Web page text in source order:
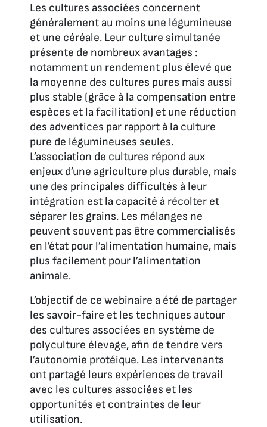
Les cultures associées concernent
généralement au moins une légumineuse
et une céréale. Leur culture simultanée
présente de nombreux avantages :
notamment un rendement plus élevé que
la moyenne des cultures pures mais aussi
plus stable (grâce à la compensation entre
espèces et la facilitation) et une réduction
des adventices par rapport à la culture
pure de légumineuses seules.
L’association de cultures répond aux
enjeux d’une agriculture plus durable, mais
une des principales difficultés à leur
intégration est la capacité à récolter et
séparer les grains. Les mélanges ne
peuvent souvent pas être commercialisés
en l’état pour l’alimentation humaine, mais
plus facilement pour l’alimentation
animale.
L’objectif de ce webinaire a été de partager
les savoir-faire et les techniques autour
des cultures associées en système de
polyculture élevage, afin de tendre vers
l’autonomie protéique. Les intervenants
ont partagé leurs expériences de travail
avec les cultures associées et les
opportunités et contraintes de leur
utilisation.